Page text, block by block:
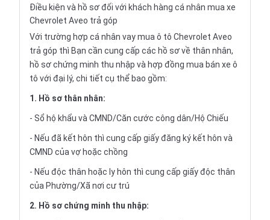
Điều kiện và hồ sơ đối với khách hàng cá nhân mua xe
Chevrolet Aveo trả góp
Với trường hợp cá nhân vaymua ô tô Chevrolet Aveo
trả góp thì Bạn cần cung cấp các hồ sơ về thân nhân,
hồ sơ chứng minh thu nhập và hợp đồng mua bán xe ô
tô với đại lý, chi tiết cụ thể bao gồm:
1. Hồ sơ thân nhân:
- Sổ hộ khẩu và CMND/Căn cước công dân/Hộ Chiếu
- Nếu đã kết hôn thì cung cấp giấy đăng ký kết hôn và
CMND của vợ hoặc chồng
- Nếu độc thân hoặc ly hôn thì cung cấp giấy độc thân
của Phường/Xã nơi cư trú
2. Hồ sơ chứng minh thu nhập: